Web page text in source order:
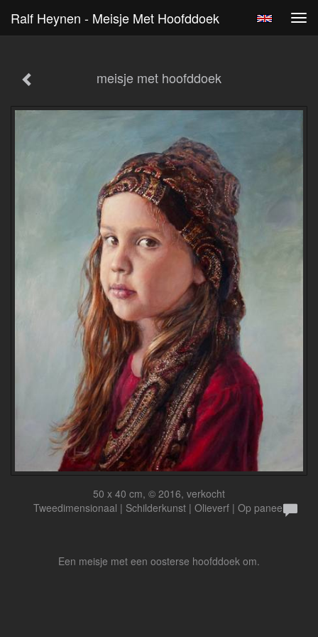
Ralf Heynen - Meisje Met Hoofddoek
meisje met hoofddoek
50 x 40 cm, © 2016, verkocht
Tweedimensionaal | Schilderkunst | Olieverf | Op paneel
Een meisje met een oosterse hoofddoek om.